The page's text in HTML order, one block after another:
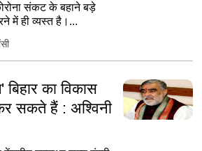
संकट के बहाने बड़े
में ही व्यस्त है।...
का विकास
सकते हैं : अश्विनी